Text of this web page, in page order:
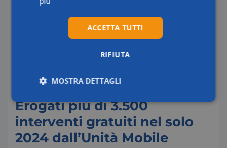
per questo, per il 2025, abbiamo in programma
di aumentare il numero di piazze raggiunte e di
insieme alla Fimmg Lazio”. Lo dichiara
Consulcesi.
Erogati più di 3.500
interventi gratuiti nel solo
2024 dall’Unità Mobile
ACCETTA TUTTI
RIFIUTA
MOSTRA DETTAGLI
Necessari Statistici Marketing
Preferenze